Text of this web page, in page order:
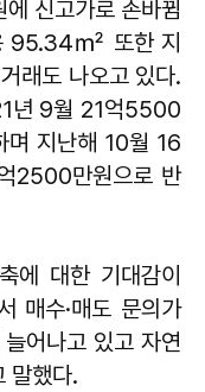
신고가로 손바뀜
95.34㎡ 또한 지
래도 나오고 있다.
년 9월 21억5500
며 지난해 10월 16
2500만원으로 반
에 대한 기대감이
매수·매도 문의가
어나고 있고 자연
말했다.